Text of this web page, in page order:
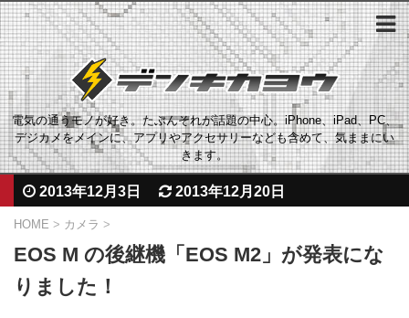
電気の通うモノが好き。たぶんそれが話題の中心。iPhone、iPad、PC、
デジカメをメインに、アプリやアクセサリーなども含めて、気ままにい
きます。
2013年12月3日 2013年12月20日
HOME > カメラ >
EOS M の後継機「EOS M2」が発表にな
りました！